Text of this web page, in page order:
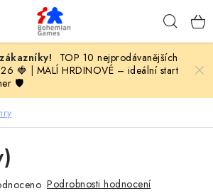
HER
TOP 10 nejprodávanějších
🍓
MALÍ HRDINOVÉ – ideální start
🛡️
Podrobnosti hodnocení